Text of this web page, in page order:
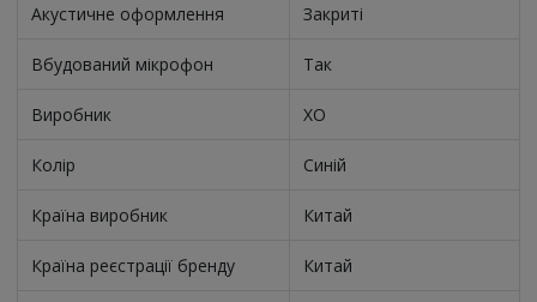
Акустичне оформлення Закриті
Вбудований мікрофон Так
Виробник XO
Колір Синій
Країна виробник Китай
Країна реєстрації бренду Китай